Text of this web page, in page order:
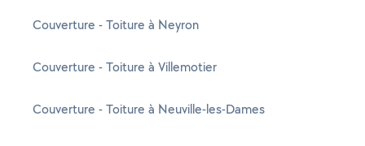
Couverture - Toiture à Neyron
Couverture - Toiture à Villemotier
Couverture - Toiture à Neuville-les-Dames